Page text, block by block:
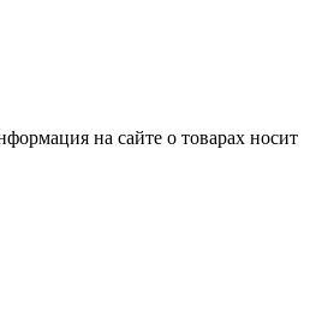
на сайте о товарах носит